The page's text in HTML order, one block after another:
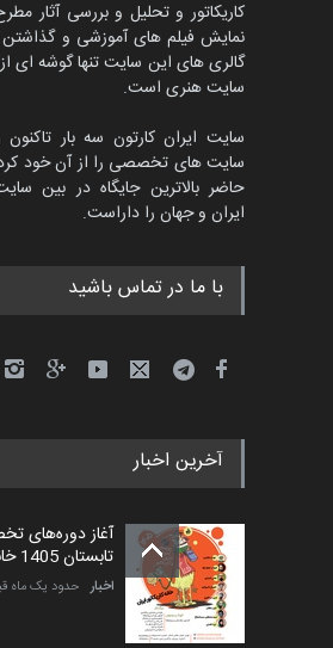
جشنواره
مدارس پرتغال، ۲۰۲۷
مهلت 4 ماه دیگر
پنجمین مسابقۀ
کارتون طنز
مهلت
کاریکاتور و تحلیل و بررسی آثار
نمایش فیلم های آموزشی و گذاشتن
گالری های این سایت تنها گوشه ای
سایت هنری است.
سایت ایران کارتون سه بار
سایت های تخصصی را از آن خود
حاضر بالاترین جایگاه در بین
ایران و جهان را داراست.
با ما در تماس باشید
آخرین اخبار
آغاز دوره‌های
تابستان 1405 خانه کاریکات…
اخبار حدود یک ماه